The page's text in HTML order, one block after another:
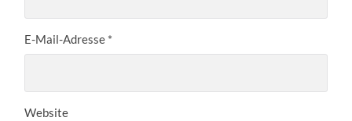
E-Mail-Adresse *
Website